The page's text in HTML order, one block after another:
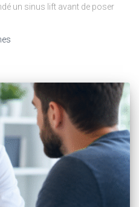
un sinus lift avant de poser